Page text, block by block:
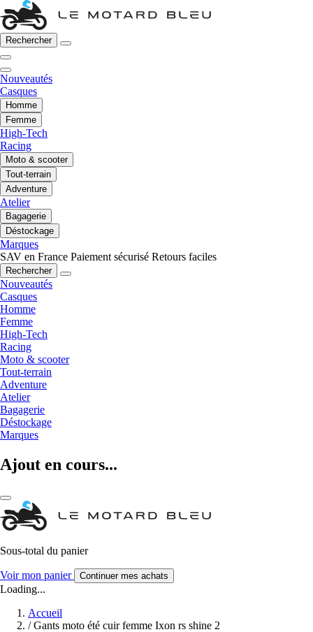
Rechercher
Nouveautés
Casques
Homme
Femme
High-Tech
Racing
Moto & scooter
Tout-terrain
Adventure
Atelier
Bagagerie
Déstockage
Marques
SAV en France Paiement sécurisé Retours faciles
Rechercher
Nouveautés
Casques
Homme
Femme
High-Tech
Racing
Moto & scooter
Tout-terrain
Adventure
Atelier
Bagagerie
Déstockage
Marques
Ajout en cours...
Sous-total du panier
Voir mon panier Continuer mes achats
Loading...
Accueil
/ Gants moto été cuir femme Ixon rs shine 2